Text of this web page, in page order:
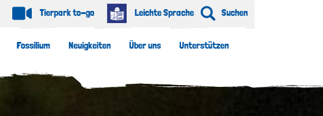
Fossilium Neuigkeiten Über uns Unterstützen
Tierpark to-go Leichte Sprache Suchen